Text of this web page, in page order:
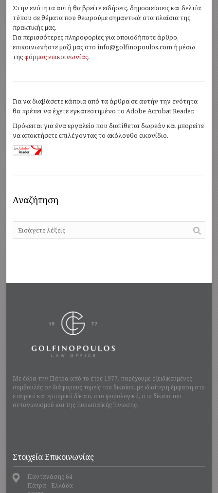
Στην ενότητα αυτή θα βρείτε ειδήσεις, δημοσιεύσεις και δελτία
τύπου σε θέματα που θεωρούμε σημαντικά στα πλαίσια της
πρακτικής μας.
Για περισσότερες πληροφορίες για οποιοδήποτε άρθρο,
επικοινωνήστε μαζί μας στο info@golfinopoulos.com ή μέσω
τηςφόρμας επικοινωνίας.
Για να διαβάσετε κάποια από τα άρθρα σε αυτήν την ενότητα
θα πρέπει να έχετε εγκατεστημένο το Adobe Acrobat Reader.
Πρόκειται για ένα εργαλείο που διατίθεται δωρεάν και μπορείτε
να αποκτήσετε επιλέγοντας το ακόλουθο εικονίδιο.
Αναζήτηση
Με έδρα την Πάτρα από το έτος 1977, παρέχουμε εξειδικευμένες
συμβουλές σε διάφορους τομείς του δικαίου, με ιδιαίτερη έμφαση στο
εταιρικό και εμπορικό δίκαιο, στο φορολογικό, στο δίκαιο του
ανταγωνισμού και της Ευρωπαϊκής Ένωσης.
Στοιχεία Επικοινωνίας
Παντανάσης 64
Πάτρα - Ελλάδα